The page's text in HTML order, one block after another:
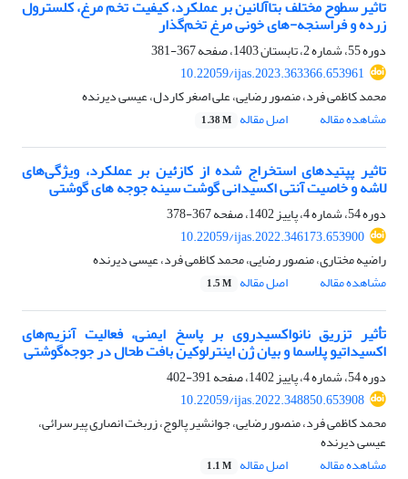
تاثیر سطوح مختلف بتاآلانین بر عملکرد، کیفیت تخم ‌مرغ، کلسترول
زرده و فراسنجه-های خونی مرغ تخم‌گذار
دوره 55، شماره 2، تابستان 1403، صفحه
367-381
10.22059/ijas.2023.363366.653961
محمد کاظمی فرد، منصور رضایی، علی اصغر کاردل، عیسی دیرنده
مشاهده مقاله
اصل مقاله 1.38 M
تاثیر پپتیدهای استخراج شده از کازئین بر عملکرد، ویژگی‌های
لاشه و خاصیت آنتی اکسیدانی گوشت سینه جوجه های گوشتی
دوره 54، شماره 4، پاییز 1402، صفحه
367-378
10.22059/ijas.2022.346173.653900
راضیه مختاری، منصور رضایی، محمد کاظمی فرد، عیسی دیرنده
مشاهده مقاله
اصل مقاله 1.5 M
تأثیر تزریق نانواکسیدروی بر پاسخ ایمنی، فعالیت آنزیم‌های
اکسیداتیو پلاسما و بیان ژن اینترلوکین بافت طحال در جوجه‌گوشتی
دوره 54، شماره 4، پاییز 1402، صفحه
391-402
10.22059/ijas.2022.348850.653908
محمد کاظمی فرد، منصور رضایی، جوانشیر پالوج، زربخت انصاری پیرسرائی،
عیسی دیرنده
مشاهده مقاله
اصل مقاله 1.1 M